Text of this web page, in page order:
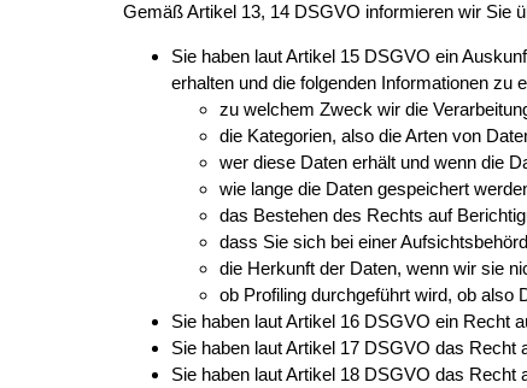
Gemäß Artikel 13, 14 DSGVO informieren wir Sie
Sie haben laut Artikel 15 DSGVO ein
erhalten und die folgenden Informationen zu
zu welchem Zweck wir die
die Kategorien, also die Arten von
wer diese Daten erhält und wenn die
wie lange die Daten gespeichert
das Bestehen des Rechts auf
dass Sie sich bei einer
die Herkunft der Daten, wenn wir sie
ob Profiling durchgeführt wird, ob also
Sie haben laut Artikel 16 DSGVO ein Recht
Sie haben laut Artikel 17 DSGVO das Recht
Sie haben laut Artikel 18 DSGVO das